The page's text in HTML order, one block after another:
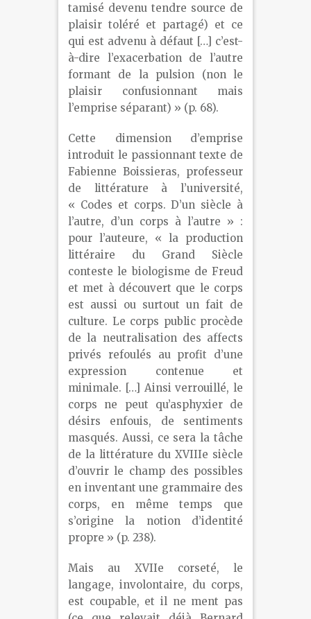
tamisé devenu tendre source de
plaisir toléré et partagé) et ce
qui est advenu à défaut […] c’est-
à-dire l’exacerbation de l’autre
formant de la pulsion (non le
plaisir confusionnant mais
l’emprise séparant) » (p. 68).
Cette dimension d’emprise
introduit le passionnant texte de
Fabienne Boissieras, professeur
de littérature à l’université,
« Codes et corps. D’un siècle à
l’autre, d’un corps à l’autre » :
pour l’auteure, « la production
littéraire du Grand Siècle
conteste le biologisme de Freud
et met à découvert que le corps
est aussi ou surtout un fait de
culture. Le corps public procède
de la neutralisation des affects
privés refoulés au profit d’une
expression contenue et
minimale. […] Ainsi verrouillé, le
corps ne peut qu’asphyxier de
désirs enfouis, de sentiments
masqués. Aussi, ce sera la tâche
de la littérature du XVIIIe siècle
d’ouvrir le champ des possibles
en inventant une grammaire des
corps, en même temps que
s’origine la notion d’identité
propre » (p. 238).
Mais au XVIIe corseté, le
langage, involontaire, du corps,
est coupable, et il ne ment pas